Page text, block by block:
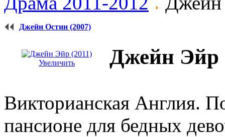
Джейн Остин (2007)
Увеличить Джейн Эйр
Викторианская Англия.
пансионе для бедных